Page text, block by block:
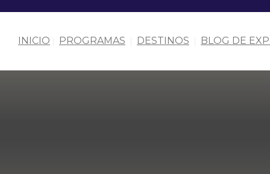
INICIO PROGRAMAS DESTINOS BLOG DE